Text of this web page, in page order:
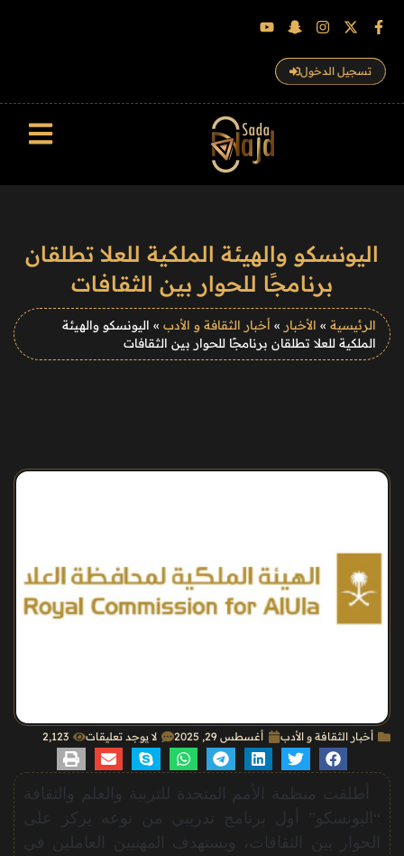
تسجيل الدخول
اليونسكو والهيئة الملكية للعلا تطلقان
برنامجًا للحوار بين الثقافات
الرئيسية » الأخبار » أخبار الثقافة و الأدب » اليونسكو والهيئة
الملكية للعلا تطلقان برنامجًا للحوار بين الثقافات
أخبار الثقافة و الأدب أغسطس 29, 2025 لا يوجد تعليقات 2٬123
أطلقت منظمة الأمم المتحدة للتربية والعلم والثقافة
“اليونسكو” أول برنامج تدريبي من نوعه يركز على
الحوار بين الثقافات، ويستهدف المهنيين العاملين في